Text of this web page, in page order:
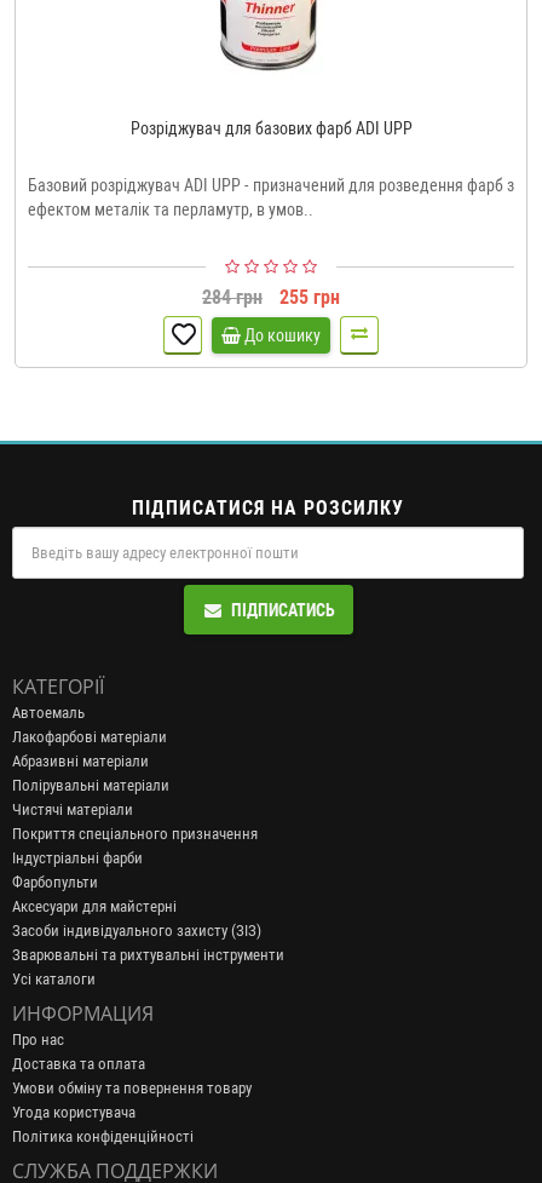
Розріджувач для базових фарб ADI UPP
Базовий розріджувач ADI UPP - призначений для розведення фарб з
ефектом металік та перламутр, в умов..
284 грн 255 грн
До кошику
ПІДПИСАТИСЯ НА РОЗСИЛКУ
ПІДПИСАТИСЬ
КАТЕГОРІЇ
Автоемаль
Лакофарбові матеріали
Абразивні матеріали
Полірувальні матеріали
Чистячі матеріали
Покриття спеціального призначення
Індустріальні фарби
Фарбопульти
Аксесуари для майстерні
Засоби індивідуального захисту (ЗІЗ)
Зварювальні та рихтувальні інструменти
Усі каталоги
ИНФОРМАЦИЯ
Про нас
Доставка та оплата
Умови обміну та повернення товару
Угода користувача
Політика конфіденційності
СЛУЖБА ПОДДЕРЖКИ